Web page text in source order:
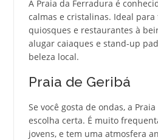
A Praia da Ferradura é
calmas e cristalinas. Ideal para
quiosques e restaurantes à
alugar caiaques e stand-up
beleza local.
Praia de Geribá
Se você gosta de ondas, a
escolha certa. É muito
jovens, e tem uma atmosfera